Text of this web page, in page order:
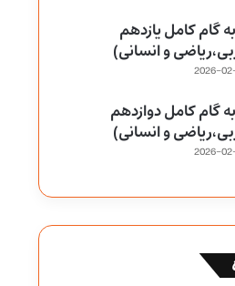
گام کامل یازدهم
و انسانی)
2026-
گام کامل دوازدهم
و انسانی)
2026-